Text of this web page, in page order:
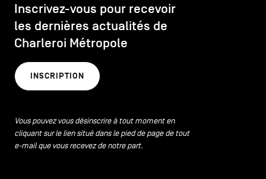
Inscrivez-vous pour recevoir
les dernières actualités de
Charleroi Métropole
INSCRIPTION
Vous pouvez vous désinscrire à tout moment en
cliquant sur le lien situé dans le pied de page de tout
e-mail que vous recevez de notre part.